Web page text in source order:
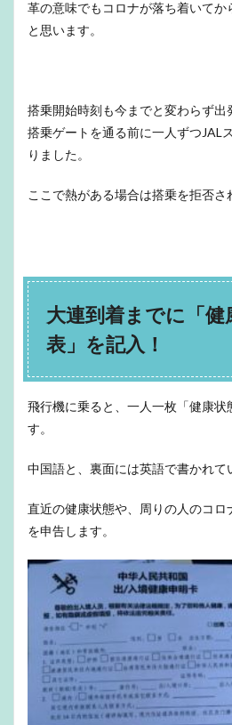
革の意味でもコロナが落ち着いて
と思います。
搭乗開始時刻も今までと変わらず出
搭乗ゲートを通る前に一人ずつJAL
りました。
ここで熱がある場合は搭乗を拒否さ
大連到着までに「健
表」を記入！
飛行機に乗ると、一人一枚「健康状
す。
中国語と、裏面には英語で書かれて
直近の健康状態や、周りの人のコロ
を申告します。